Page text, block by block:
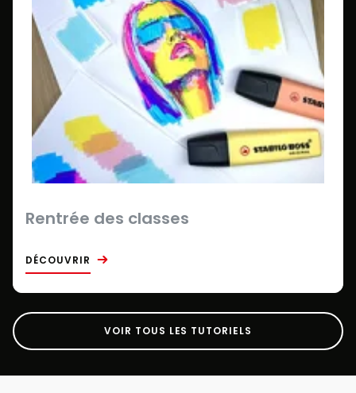
Rentrée des classes
DÉCOUVRIR
VOIR TOUS LES TUTORIELS